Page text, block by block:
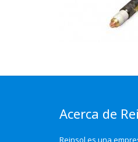
Acerca de
Reinsol es una